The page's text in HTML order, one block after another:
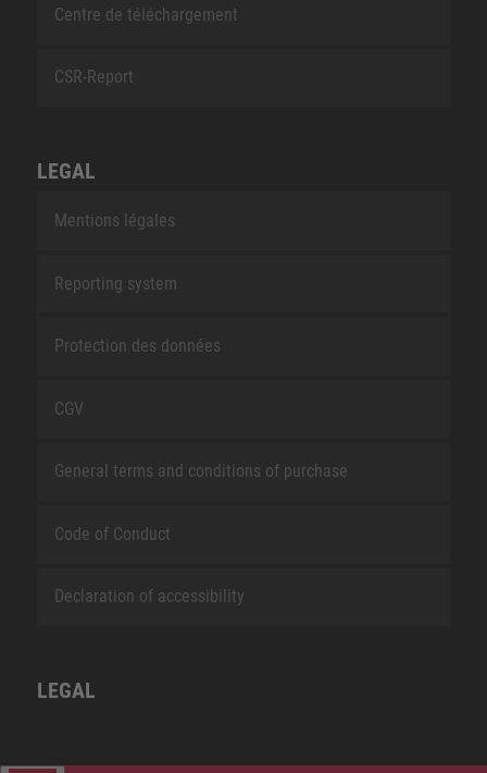
Centre de téléchargement
CSR-Report
LEGAL
Mentions légales
Reporting system
Protection des données
CGV
General terms and conditions of purchase
Code of Conduct
Declaration of accessibility
LEGAL